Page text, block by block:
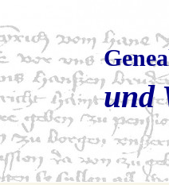
und